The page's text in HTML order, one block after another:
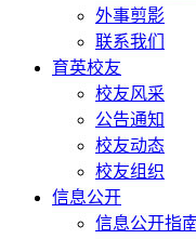
外事剪影
联系我们
育英校友
校友风采
公告通知
校友动态
校友组织
信息公开
信息公开指